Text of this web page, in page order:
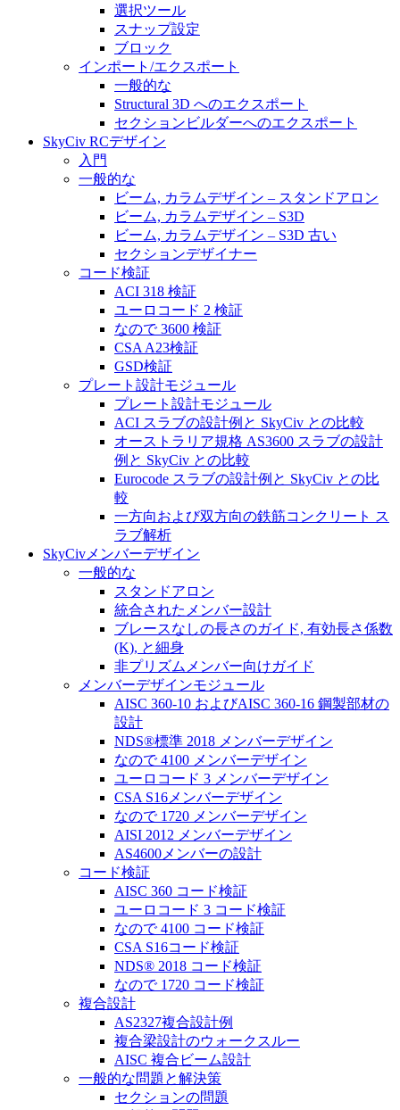
選択ツール
スナップ設定
ブロック
インポート/エクスポート
一般的な
Structural 3D へのエクスポート
セクションビルダーへのエクスポート
SkyCiv RCデザイン
入門
一般的な
ビーム, カラムデザイン – スタンドアロン
ビーム, カラムデザイン – S3D
ビーム, カラムデザイン – S3D 古い
セクションデザイナー
コード検証
ACI 318 検証
ユーロコード 2 検証
なので 3600 検証
CSA A23検証
GSD検証
プレート設計モジュール
プレート設計モジュール
ACI スラブの設計例と SkyCiv との比較
オーストラリア規格 AS3600 スラブの設計
例と SkyCiv との比較
Eurocode スラブの設計例と SkyCiv との比
較
一方向および双方向の鉄筋コンクリート ス
ラブ解析
SkyCivメンバーデザイン
一般的な
スタンドアロン
統合されたメンバー設計
ブレースなしの長さのガイド, 有効長さ係数
(K), と細身
非プリズムメンバー向けガイド
メンバーデザインモジュール
AISC 360-10 およびAISC 360-16 鋼製部材の
設計
NDS®標準 2018 メンバーデザイン
なので 4100 メンバーデザイン
ユーロコード 3 メンバーデザイン
CSA S16メンバーデザイン
なので 1720 メンバーデザイン
AISI 2012 メンバーデザイン
AS4600メンバーの設計
コード検証
AISC 360 コード検証
ユーロコード 3 コード検証
なので 4100 コード検証
CSA S16コード検証
NDS® 2018 コード検証
なので 1720 コード検証
複合設計
AS2327複合設計例
複合梁設計のウォークスルー
AISC 複合ビーム設計
一般的な問題と解決策
セクションの問題